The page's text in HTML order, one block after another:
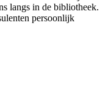
langs in de bibliotheek.
persoonlijk